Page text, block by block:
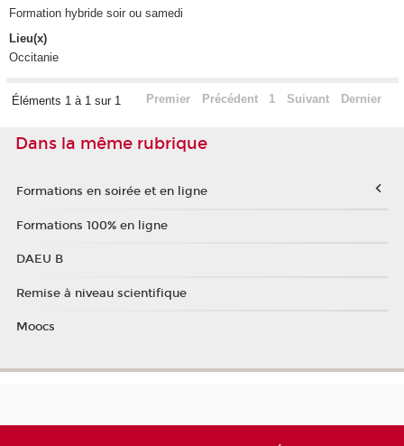
Formation hybride soir ou samedi
Lieu(x)
Occitanie
Éléments 1 à 1 sur 1 Premier Précédent 1 Suivant Dernier
Dans la même rubrique
Formations en soirée et en ligne
Formations 100% en ligne
DAEU B
Remise à niveau scientifique
Moocs